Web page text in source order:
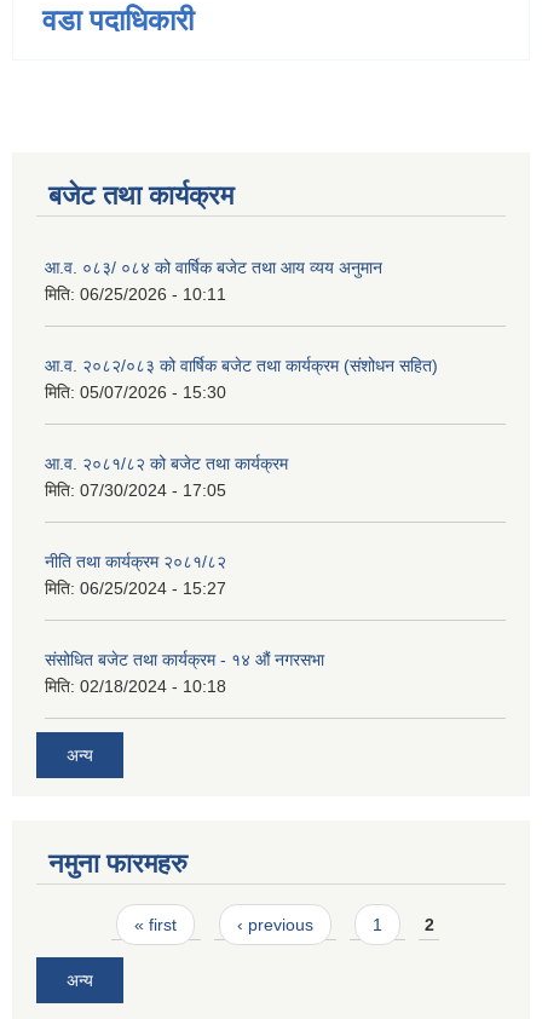
वडा पदाधिकारी
बजेट तथा कार्यक्रम
आ.व. ०८३/ ०८४ को वार्षिक बजेट तथा आय व्यय अनुमान
मिति: 06/25/2026 - 10:11
आ.व. २०८२/०८३ को वार्षिक बजेट तथा कार्यक्रम (संशोधन सहित)
मिति: 05/07/2026 - 15:30
आ.व. २०८१/८२ को बजेट तथा कार्यक्रम
मिति: 07/30/2024 - 17:05
नीति तथा कार्यक्रम २०८१/८२
मिति: 06/25/2024 - 15:27
संसोधित बजेट तथा कार्यक्रम - १४ औं नगरसभा
मिति: 02/18/2024 - 10:18
अन्य
नमुना फारमहरु
Pages« first ‹ previous 1 2
अन्य